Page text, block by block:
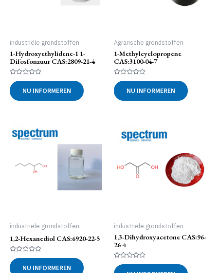
industriële grondstoffen
1-Hydroxyethylidene-1 1-
Difosfonzuur CAS:2809-21-4
Gewaardeerd
0
uit
5
NU INFORMEREN
Agrarische grondstoffen
1-Methylcyclopropene
CAS:3100-04-7
Gewaardeerd
0
uit
5
NU INFORMEREN
industriële grondstoffen
1,2-Hexanediol CAS:6920-22-5
Gewaardeerd
0
uit
NU INFORMEREN
industriële grondstoffen
1,3-Dihydroxyacetone CAS:96-
26-4
Gewaardeerd
0